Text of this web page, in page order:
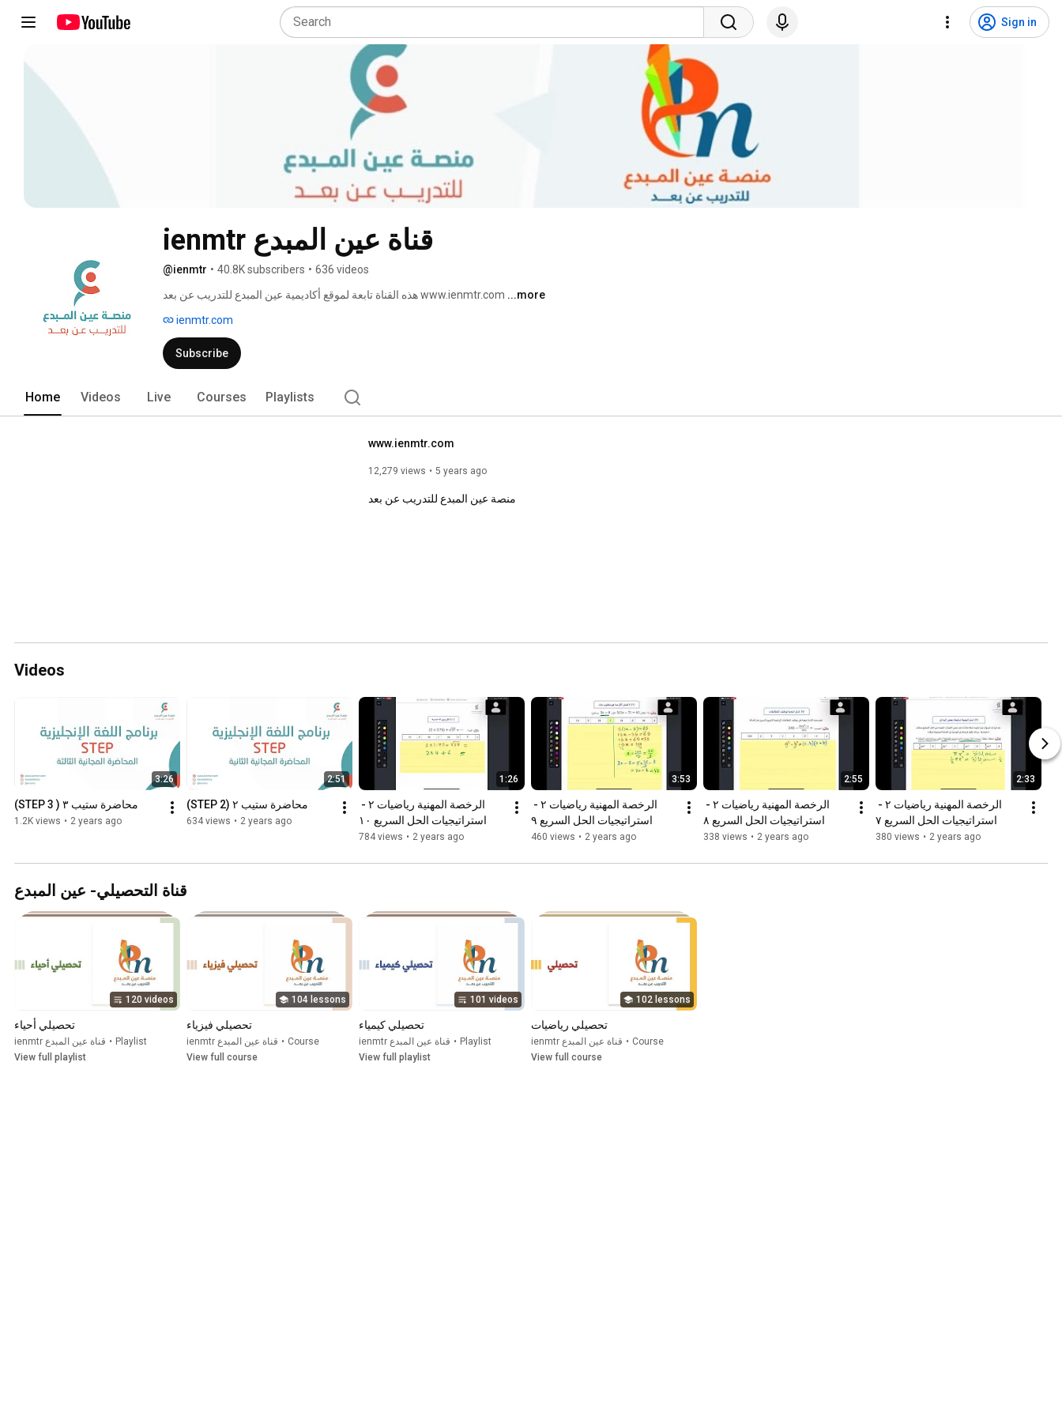
Sign in
ienmtr قناة عين المبدع
@ienmtr • 40.8K subscribers • 636 videos
هذه القناة تابعة لموقع أكاديمية عين المبدع للتدريب عن بعد www.ienmtr.com ...more
ienmtr.com
Subscribe
Home Videos Live Courses Playlists
www.ienmtr.com
12,279 views 5 years ago
منصة عين المبدع للتدريب عن بعد
Videos
3:26
محاضرة ستيب ٣ ( STEP 3)
1.2K views • 2 years ago
2:51
محاضرة ستيب ٢ (STEP 2)
634 views • 2 years ago
1:26
استراتيجيات الحل السريع ١٠
784 views • 2 years ago
3:53
استراتيجيات الحل السريع ٩
460 views • 2 years ago
2:55
استراتيجيات الحل السريع ٨
338 views • 2 years ago
2:33
استراتيجيات الحل السريع ٧
380 views • 2 years ago
قناة التحصيلي- عين المبدع
120 videos
تحصيلي أحياء
ienmtr قناة عين المبدع • Playlist
View full playlist
104 lessons
تحصيلي فيزياء
ienmtr قناة عين المبدع • Course
View full course
101 videos
تحصيلي كيمياء
ienmtr قناة عين المبدع • Playlist
View full playlist
102 lessons
تحصيلي رياضيات
ienmtr قناة عين المبدع • Course
View full course